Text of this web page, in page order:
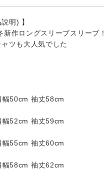
明) 】
作ロングスリーブスリーブ！
ツも大人気でした
50cm 袖丈58cm
52cm 袖丈59cm
55cm 袖丈60cm
58cm 袖丈62cm